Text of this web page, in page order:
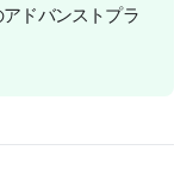
ドバンストプラ